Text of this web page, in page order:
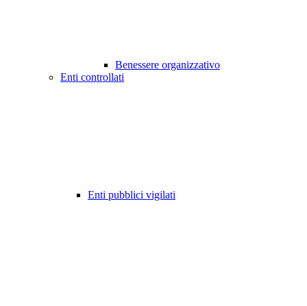
Benessere organizzativo
Enti controllati
Enti pubblici vigilati